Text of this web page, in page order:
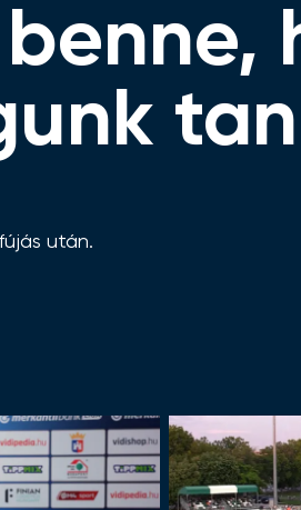
után.